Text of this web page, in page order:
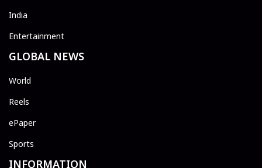
India
Entertainment
GLOBAL NEWS
World
Reels
ePaper
Sports
INFORMATION